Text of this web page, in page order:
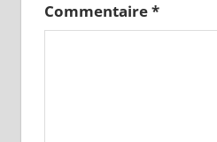
Commentaire*